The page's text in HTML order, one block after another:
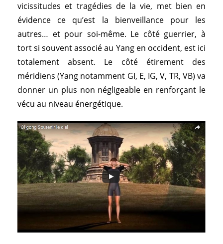
vicissitudes et tragédies de la vie, met bien en
évidence ce qu’est la bienveillance pour les
autres… et pour soi-même. Le côté guerrier, à
tort si souvent associé au Yang en occident, est ici
totalement absent. Le côté étirement des
méridiens (Yang notamment GI, E, IG, V, TR, VB) va
donner un plus non négligeable en renforçant le
vécu au niveau énergétique.